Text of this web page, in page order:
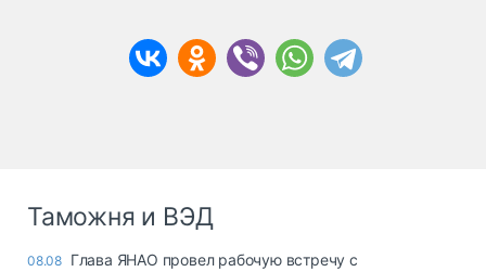
Таможня и ВЭД
08.08 Глава ЯНАО провел рабочую встречу с